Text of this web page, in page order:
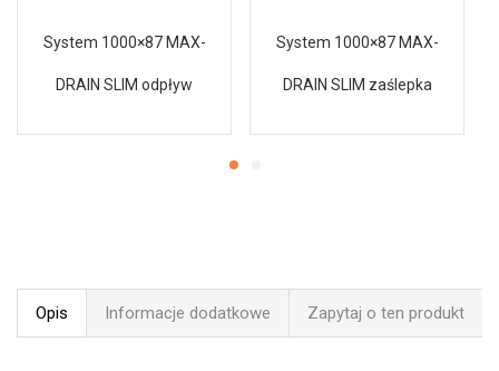
System 1000×87 MAX-
DRAIN SLIM odpływ
System 1000×87 MAX-
DRAIN SLIM zaślepka
Opis Informacje dodatkowe Zapytaj o ten produkt